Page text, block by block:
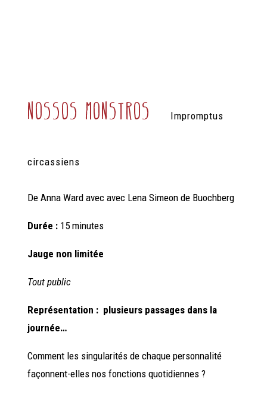
nossos monstros Impromptus
circassiens
De Anna Ward avec avec Lena Simeon de Buochberg
Durée :15 minutes
Jauge non limitée
Tout public
Représentation : plusieurs passages dans la
journée…
Comment les singularités de chaque personnalité
façonnent-elles nos fonctions quotidiennes ?